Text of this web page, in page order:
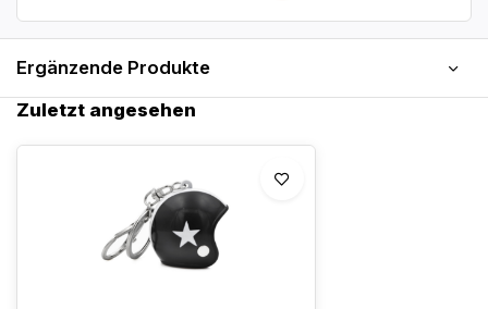
Ergänzende Produkte
Zuletzt angesehen